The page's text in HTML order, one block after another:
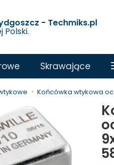
- Techmiks.pl
Polski.
Skrawające
Końcówka wtykowa